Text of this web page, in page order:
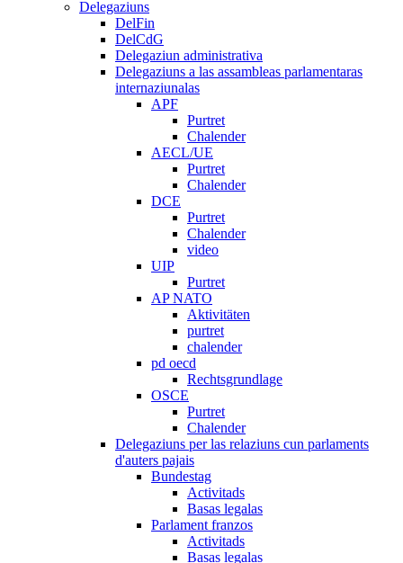
Delegaziuns
DelFin
DelCdG
Delegaziun administrativa
Delegaziuns a las assambleas parlamentaras
internaziunalas
APF
Purtret
Chalender
AECL/UE
Purtret
Chalender
DCE
Purtret
Chalender
video
UIP
Purtret
AP NATO
Aktivitäten
purtret
chalender
pd oecd
Rechtsgrundlage
OSCE
Purtret
Chalender
Delegaziuns per las relaziuns cun parlaments
d'auters pajais
Bundestag
Activitads
Basas legalas
Parlament franzos
Activitads
Basas legalas